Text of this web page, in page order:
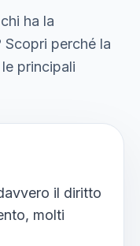
ha la
Scopri perché la
principali
il diritto
molti